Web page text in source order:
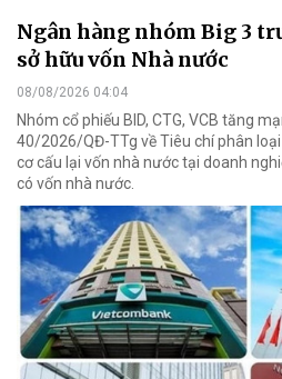
Ngân hàng nhóm Big 3
sở hữu vốn Nhà nước
08/08/2026 04:04
Nhóm cổ phiếu BID, CTG, VCB tăng
40/2026/QĐ-TTg về Tiêu chí phân
cơ cấu lại vốn nhà nước tại doanh
có vốn nhà nước.